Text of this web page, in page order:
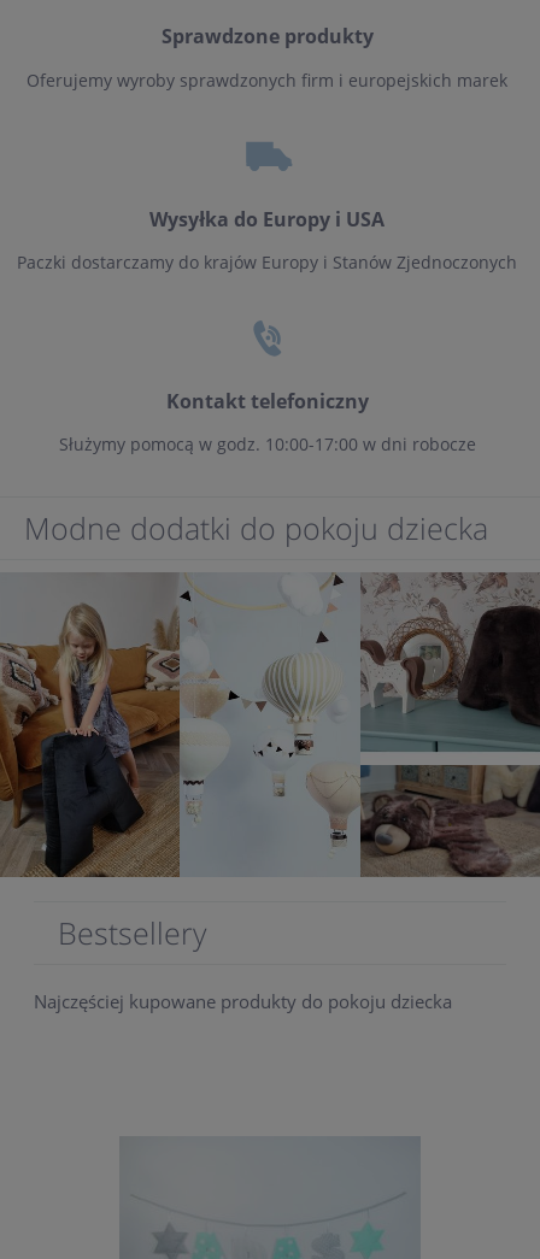
Sprawdzone produkty
Oferujemy wyroby sprawdzonych firm i europejskich marek
Wysyłka do Europy i USA
Paczki dostarczamy do krajów Europy i Stanów Zjednoczonych
Kontakt telefoniczny
Służymy pomocą w godz. 10:00-17:00 w dni robocze
Modne dodatki do pokoju dziecka
.
.
.
Bestsellery
Najczęściej kupowane produkty do pokoju dziecka